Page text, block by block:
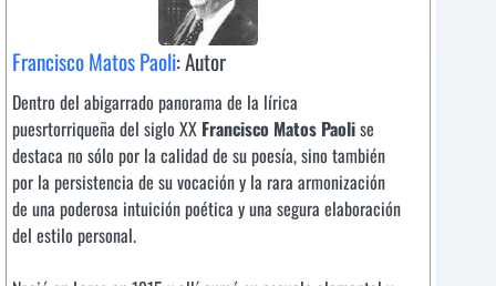
Francisco Matos Paoli: Autor
Dentro del abigarrado panorama de la lírica
puesrtorriqueña del siglo XX Francisco Matos Paolise
destaca no sólo por la calidad de su poesía, sino también
por la persistencia de su vocación y la rara armonización
de una poderosa intuición poética y una segura elaboración
del estilo personal.